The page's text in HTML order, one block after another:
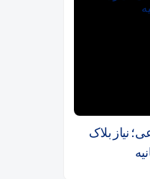
نیاز بلاک